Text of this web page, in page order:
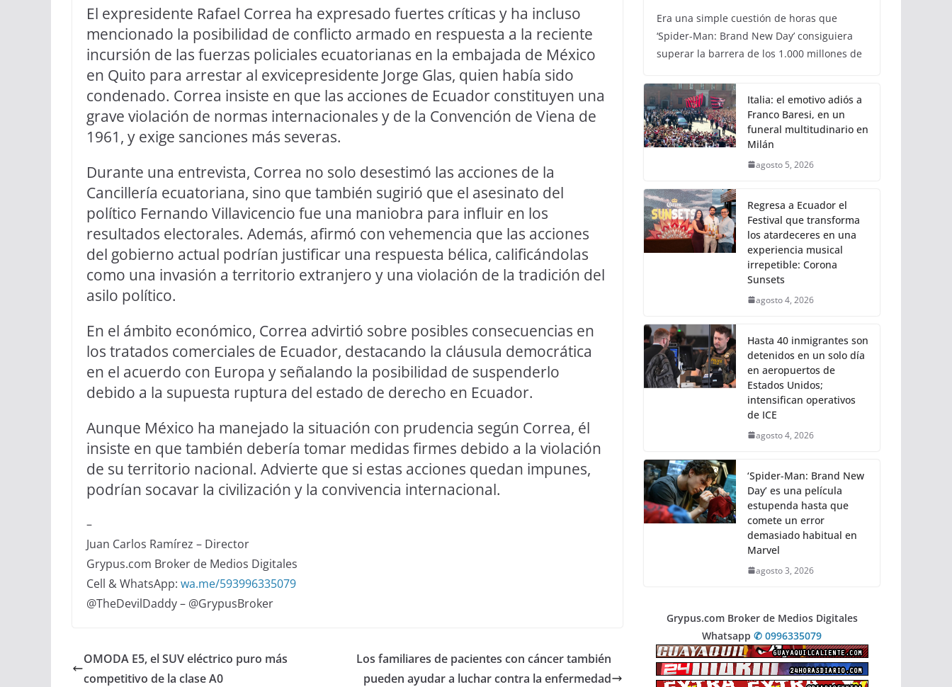
El expresidente Rafael Correa ha expresado fuertes críticas y ha incluso
mencionado la posibilidad de conflicto armado en respuesta a la reciente
incursión de las fuerzas policiales ecuatorianas en la embajada de México
en Quito para arrestar al exvicepresidente Jorge Glas, quien había sido
condenado. Correa insiste en que las acciones de Ecuador constituyen una
grave violación de normas internacionales y de la Convención de Viena de
1961, y exige sanciones más severas.
Durante una entrevista, Correa no solo desestimó las acciones de la
Cancillería ecuatoriana, sino que también sugirió que el asesinato del
político Fernando Villavicencio fue una maniobra para influir en los
resultados electorales. Además, afirmó con vehemencia que las acciones
del gobierno actual podrían justificar una respuesta bélica, calificándolas
como una invasión a territorio extranjero y una violación de la tradición del
asilo político.
En el ámbito económico, Correa advirtió sobre posibles consecuencias en
los tratados comerciales de Ecuador, destacando la cláusula democrática
en el acuerdo con Europa y señalando la posibilidad de suspenderlo
debido a la supuesta ruptura del estado de derecho en Ecuador.
Aunque México ha manejado la situación con prudencia según Correa, él
insiste en que también debería tomar medidas firmes debido a la violación
de su territorio nacional. Advierte que si estas acciones quedan impunes,
podrían socavar la civilización y la convivencia internacional.
–
Juan Carlos Ramírez – Director
Grypus.com Broker de Medios Digitales
Cell & WhatsApp: wa.me/593996335079
@TheDevilDaddy – @GrypusBroker
OMODA E5, el SUV eléctrico puro más
competitivo de la clase A0
Los familiares de pacientes con cáncer también
pueden ayudar a luchar contra la enfermedad
Era una simple cuestión de horas que
‘Spider-Man: Brand New Day’ consiguiera
superar la barrera de los 1.000 millones de
Italia: el emotivo adiós a
Franco Baresi, en un
funeral multitudinario en
Milán
agosto 5, 2026
Regresa a Ecuador el
Festival que transforma
los atardeceres en una
experiencia musical
irrepetible: Corona
Sunsets
agosto 4, 2026
Hasta 40 inmigrantes son
detenidos en un solo día
en aeropuertos de
Estados Unidos;
intensifican operativos
de ICE
agosto 4, 2026
‘Spider-Man: Brand New
Day’ es una película
estupenda hasta que
comete un error
demasiado habitual en
Marvel
agosto 3, 2026
Grypus.com Broker de Medios Digitales
Whatsapp ✆ 0996335079